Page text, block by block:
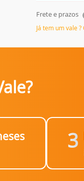
Frete e prazos
Já tem um vale
3